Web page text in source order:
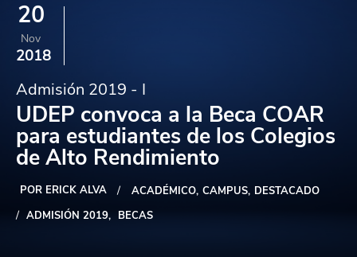
20
Nov
2018
Admisión 2019 - I
UDEP convoca a la Beca COAR
para estudiantes de los Colegios
de Alto Rendimiento
POR ERICK ALVA ACADÉMICO CAMPUS DESTACADO
ADMISIÓN 2019
BECAS